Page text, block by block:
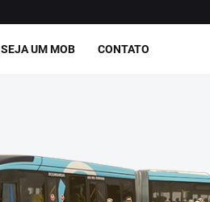
SEJA UM MOB CONTATO